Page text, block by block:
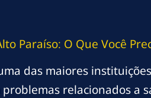
Paraíso: O Que Você
das maiores
relacionados a